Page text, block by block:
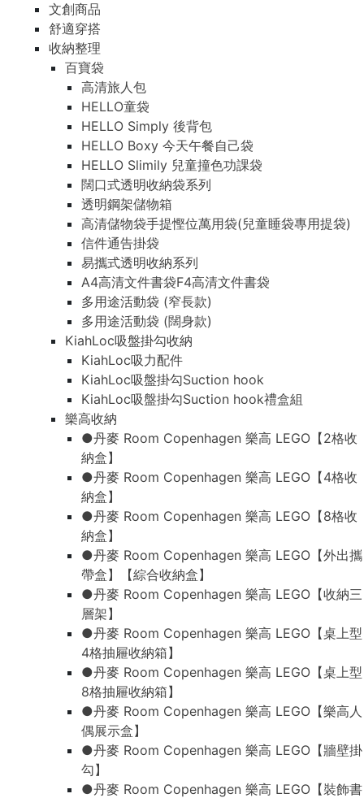
文創商品
舒適穿搭
收納整理
百寶袋
高清旅人包
HELLO童袋
HELLO Simply 後背包
HELLO Boxy 今天午餐自己袋
HELLO Slimily 兒童撞色功課袋
闊口式透明收納袋系列
透明鋼架儲物箱
高清儲物袋手提慳位萬用袋(兒童睡袋專用提袋)
信件通告掛袋
易攜式透明收納系列
A4高清文件書袋F4高清文件書袋
多用途活動袋 (窄長款)
多用途活動袋 (闊身款)
KiahLoc吸盤掛勾收納
KiahLoc吸力配件
KiahLoc吸盤掛勾Suction hook
KiahLoc吸盤掛勾Suction hook禮盒組
樂高收納
●丹麥 Room Copenhagen 樂高 LEGO【2格收
納盒】
●丹麥 Room Copenhagen 樂高 LEGO【4格收
納盒】
●丹麥 Room Copenhagen 樂高 LEGO【8格收
納盒】
●丹麥 Room Copenhagen 樂高 LEGO【外出攜
帶盒】【綜合收納盒】
●丹麥 Room Copenhagen 樂高 LEGO【收納三
層架】
●丹麥 Room Copenhagen 樂高 LEGO【桌上型
4格抽屜收納箱】
●丹麥 Room Copenhagen 樂高 LEGO【桌上型
8格抽屜收納箱】
●丹麥 Room Copenhagen 樂高 LEGO【樂高人
偶展示盒】
●丹麥 Room Copenhagen 樂高 LEGO【牆壁掛
勾】
●丹麥 Room Copenhagen 樂高 LEGO【裝飾書